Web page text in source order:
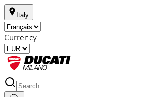
Italy
Currency